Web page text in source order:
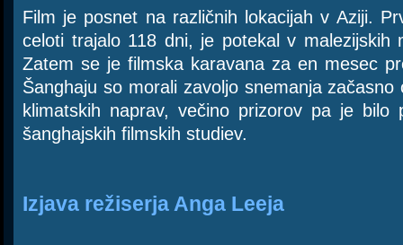
Film je posnet na različnih lokacijah v Aziji.
celoti trajalo 118 dni, je potekal v malezijskih
Zatem se je filmska karavana za en mesec
Šanghaju so morali zavoljo snemanja
klimatskih naprav, večino prizorov pa je bilo
šanghajskih filmskih studiev.
Izjava režiserja Anga Leeja